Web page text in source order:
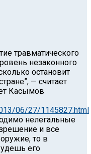
травматического
незаконного
остановит
— считает
Касымов
06/27/1145827.html
нелегальные
и все
то в
его